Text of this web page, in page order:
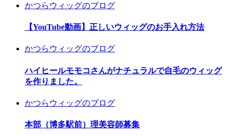
かつらウィッグのブログ
【YouTube動画】正しいウィッグのお手入れ方法
かつらウィッグのブログ
ハイヒールモモコさんがナチュラルで自毛のウィッグ
を作りました。
かつらウィッグのブログ
本部（博多駅前）理美容師募集